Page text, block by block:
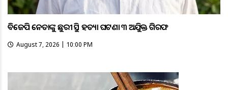
ବିଜେପି ନେତାଙ୍କୁ ଛୁରୀ ଭୁସି ହତ୍ୟା ଘଟଣା ୩ ଅଭିଯୁକ୍ତ ଗିରଫ
August 7, 2026 | 10:00 PM